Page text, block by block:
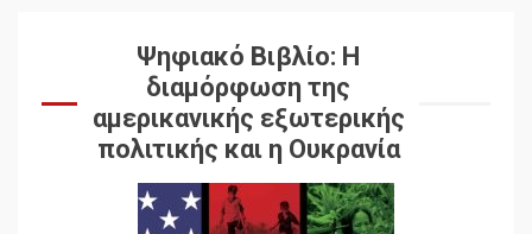
Ψηφιακό Βιβλίο: Η
διαμόρφωση της
αμερικανικής εξωτερικής
πολιτικής και η Ουκρανία